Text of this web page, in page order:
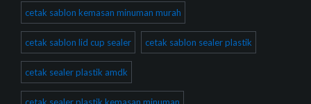
cetak sablon kemasan minuman murah
cetak sablon lid cup sealer cetak sablon sealer plastik
cetak sealer plastik amdk